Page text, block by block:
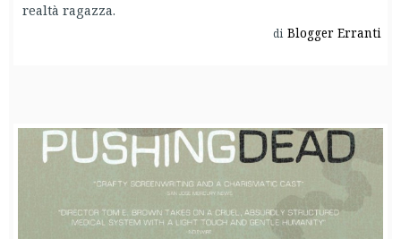
realtà ragazza.
di Blogger Erranti